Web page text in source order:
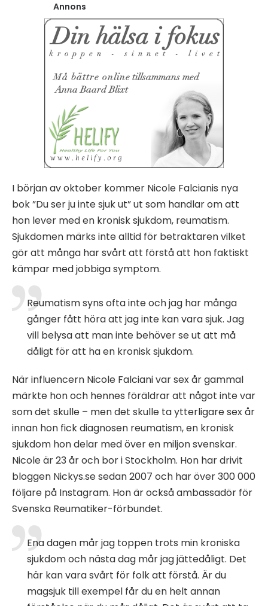
Annons
I början av oktober kommer Nicole Falcianis nya
bok ”Du ser ju inte sjuk ut” ut som handlar om att
hon lever med en kronisk sjukdom, reumatism.
Sjukdomen märks inte alltid för betraktaren vilket
gör att många har svårt att förstå att hon faktiskt
kämpar med jobbiga symptom.
Reumatism syns ofta inte och jag har många
gånger fått höra att jag inte kan vara sjuk. Jag
vill belysa att man inte behöver se ut att må
dåligt för att ha en kronisk sjukdom.
När influencern Nicole Falciani var sex år gammal
märkte hon och hennes föräldrar att något inte var
som det skulle – men det skulle ta ytterligare sex år
innan hon fick diagnosen reumatism, en kronisk
sjukdom hon delar med över en miljon svenskar.
Nicole är 23 år och bor i Stockholm. Hon har drivit
bloggen Nickys.se sedan 2007 och har över 300 000
följare på Instagram. Hon är också ambassadör för
Svenska Reumatiker-förbundet.
Ena dagen mår jag toppen trots min kroniska
sjukdom och nästa dag mår jag jättedåligt. Det
här kan vara svårt för folk att förstå. Är du
magsjuk till exempel får du en helt annan